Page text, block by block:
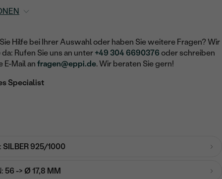
Hilfe bei Ihrer Auswahl oder haben Sie weitere Fragen? Wir
Rufen Sie uns an unter +49 304 6690376 oder schreiben
E-Mail anfragen@eppi.de. Wir beraten Sie gern!
Specialist
SILBER 925/1000
56 -> Ø 17,8 MM